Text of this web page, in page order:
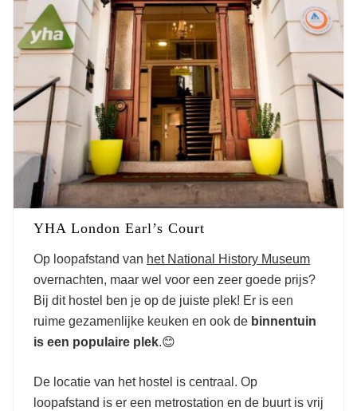
YHA London Earl’s Court
Op loopafstand van het National History Museum
overnachten, maar wel voor een zeer goede prijs?
Bij dit hostel ben je op de juiste plek! Er is een
ruime gezamenlijke keuken en ook de binnentuin
is een populaire plek.😊
De locatie van het hostel is centraal. Op
loopafstand is er een metrostation en de buurt is vrij